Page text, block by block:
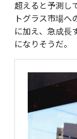
超えると予測し
トグラス市場へ
に加え、急成長
になりそうだ。